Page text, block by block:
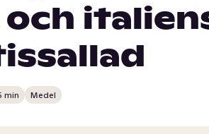
min Medel